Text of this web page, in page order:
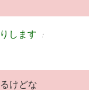
します ：
けどな